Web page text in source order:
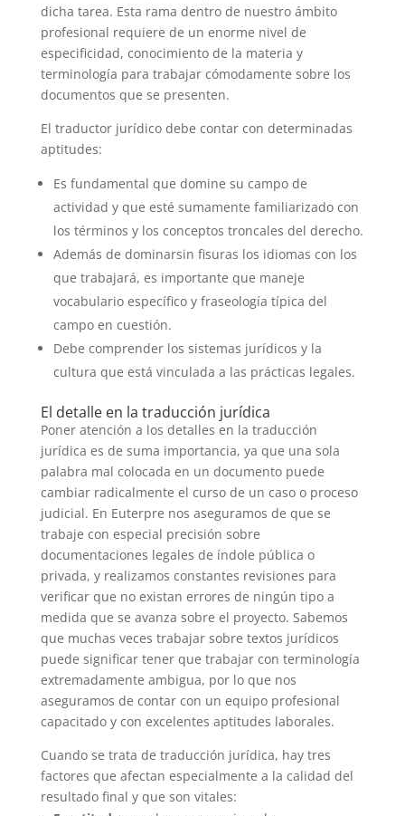
dicha tarea. Esta rama dentro de nuestro ámbito
profesional requiere de un enorme nivel de
especificidad, conocimiento de la materia y
terminología para trabajar cómodamente sobre los
documentos que se presenten.
El traductor jurídico debe contar con determinadas
aptitudes:
Es fundamental que domine su campo de
actividad y que esté sumamente familiarizado con
los términos y los conceptos troncales del derecho.
Además de dominarsin fisuras los idiomas con los
que trabajará, es importante que maneje
vocabulario específico y fraseología típica del
campo en cuestión.
Debe comprender los sistemas jurídicos y la
cultura que está vinculada a las prácticas legales.
El detalle en la traducción jurídica
Poner atención a los detalles en la traducción
jurídica es de suma importancia, ya que una sola
palabra mal colocada en un documento puede
cambiar radicalmente el curso de un caso o proceso
judicial. En Euterpre nos aseguramos de que se
trabaje con especial precisión sobre
documentaciones legales de índole pública o
privada, y realizamos constantes revisiones para
verificar que no existan errores de ningún tipo a
medida que se avanza sobre el proyecto. Sabemos
que muchas veces trabajar sobre textos jurídicos
puede significar tener que trabajar con terminología
extremadamente ambigua, por lo que nos
aseguramos de contar con un equipo profesional
capacitado y con excelentes aptitudes laborales.
Cuando se trata de traducción jurídica, hay tres
factores que afectan especialmente a la calidad del
resultado final y que son vitales: